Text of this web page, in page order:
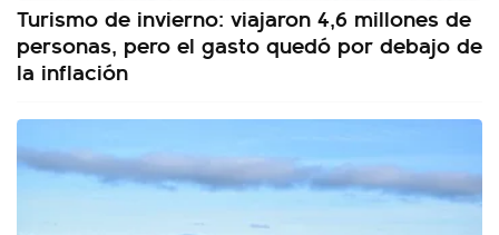
Turismo de invierno: viajaron 4,6 millones de
personas, pero el gasto quedó por debajo de
la inflación